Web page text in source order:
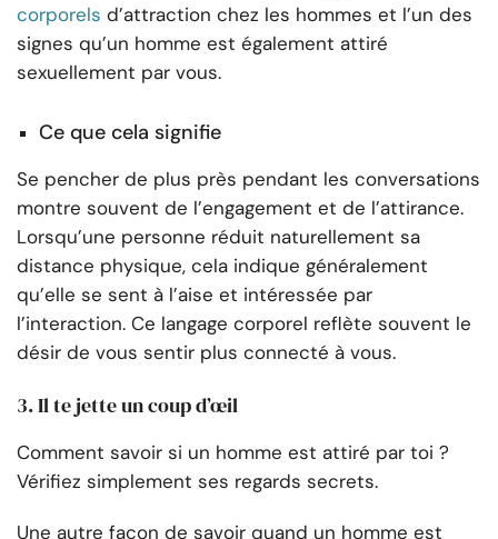
corporels d’attraction chez les hommes et l’un des
signes qu’un homme est également attiré
sexuellement par vous.
Ce que cela signifie
Se pencher de plus près pendant les conversations
montre souvent de l’engagement et de l’attirance.
Lorsqu’une personne réduit naturellement sa
distance physique, cela indique généralement
qu’elle se sent à l’aise et intéressée par
l’interaction. Ce langage corporel reflète souvent le
désir de vous sentir plus connecté à vous.
3. Il te jette un coup d’œil
Comment savoir si un homme est attiré par toi ?
Vérifiez simplement ses regards secrets.
Une autre façon de savoir quand un homme est